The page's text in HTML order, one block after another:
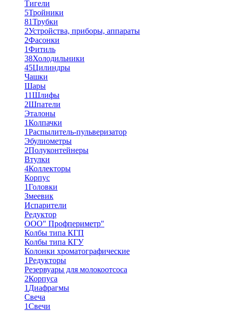
Тигели
5Тройники
81Трубки
2Устройства, приборы, аппараты
2Фасонки
1Фитиль
38Холодильники
45Цилиндры
Чашки
Шары
11Шлифы
2Шпатели
Эталоны
1Колпачки
1Распылитель-пульверизатор
Эбулиометры
2Полуконтейнеры
Втулки
4Коллекторы
Корпус
1Головки
Змеевик
Испарители
Редуктор
ООО" Профпериметр"
Колбы типа КГП
Колбы типа КГУ
Колонки хроматографические
1Редукторы
Резервуары для молокоотсоса
2Корпуса
1 Диафрагмы
Свеча
1Свечи